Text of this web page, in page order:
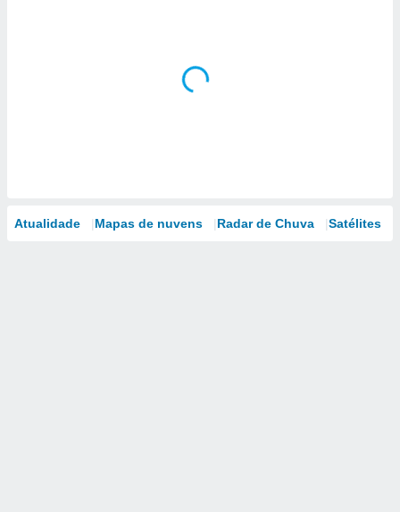
Atualidade Mapas de nuvens Radar de Chuva Satélites